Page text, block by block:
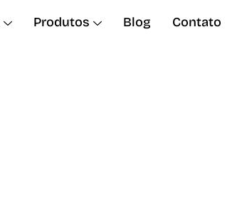
Produtos Blog Contato